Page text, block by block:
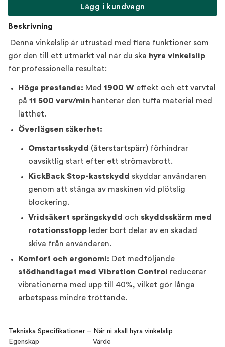
Lägg i kundvagn
Beskrivning
Denna vinkelslip är utrustad med flera funktioner som
gör den till ett utmärkt val när du ska hyra vinkelslip
för professionella resultat:
Höga prestanda: Med 1900 W effekt och ett varvtal
på 11 500 varv/min hanterar den tuffa material med
lätthet.
Överlägsen säkerhet:
Omstartsskydd (återstartspärr) förhindrar
oavsiktlig start efter ett strömavbrott.
KickBack Stop-kastskydd skyddar användaren
genom att stänga av maskinen vid plötslig
blockering.
Vridsäkert sprängskydd och skyddsskärm med
rotationsstopp leder bort delar av en skadad
skiva från användaren.
Komfort och ergonomi: Det medföljande
stödhandtaget med Vibration Control
reducerar
vibrationerna med upp till 40%, vilket gör långa
arbetspass mindre tröttande.
Tekniska Specifikationer – När ni skall hyra vinkelslip
Egenskap
Värde